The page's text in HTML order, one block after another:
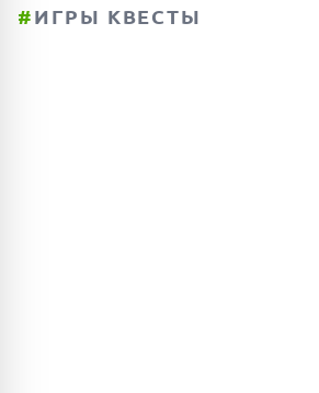
#ИГРЫ КВЕСТЫ